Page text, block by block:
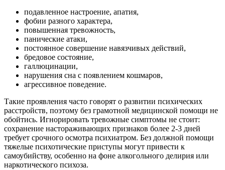
подавленное настроение, апатия,
фобии разного характера,
повышенная тревожность,
панические атаки,
постоянное совершение навязчивых действий,
бредовое состояние,
галлюцинации,
нарушения сна с появлением кошмаров,
агрессивное поведение.
Такие проявления часто говорят о развитии психических
расстройств, поэтому без грамотной медицинской помощи не
обойтись. Игнорировать тревожные симптомы не стоит:
сохранение настораживающих признаков более 2-3 дней
требует срочного осмотра психиатром. Без должной помощи
тяжелые психотические приступы могут привести к
самоубийству, особенно на фоне алкогольного делирия или
наркотического психоза.